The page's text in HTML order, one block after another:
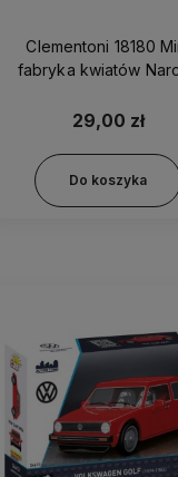
Clementoni 18180 Mini
fabryka kwiatów
29,00 zł
Do koszyka